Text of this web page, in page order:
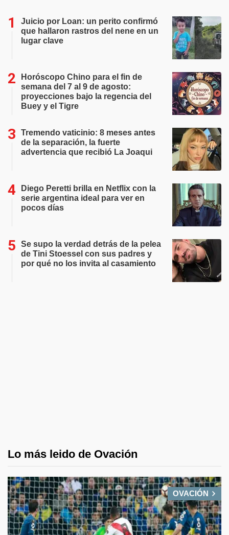
Juicio por Loan: un perito confirmó
que hallaron rastros del nene en un
lugar clave
Horóscopo Chino para el fin de
semana del 7 al 9 de agosto:
proyecciones bajo la regencia del
Buey y el Tigre
Tremendo vaticinio: 8 meses antes
de la separación, la fuerte
advertencia que recibió La Joaqui
Diego Peretti brilla en Netflix con la
serie argentina ideal para ver en
pocos días
Se supo la verdad detrás de la pelea
de Tini Stoessel con sus padres y
por qué no los invita al casamiento
Lo más leido de Ovación
OVACIÓN